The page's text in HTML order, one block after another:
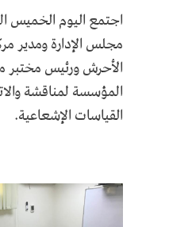
مجلس الإدارة ومدير
الأحرش ورئيس مختبر
المؤسسة لمناقشة
القياسات الإشعاعية.